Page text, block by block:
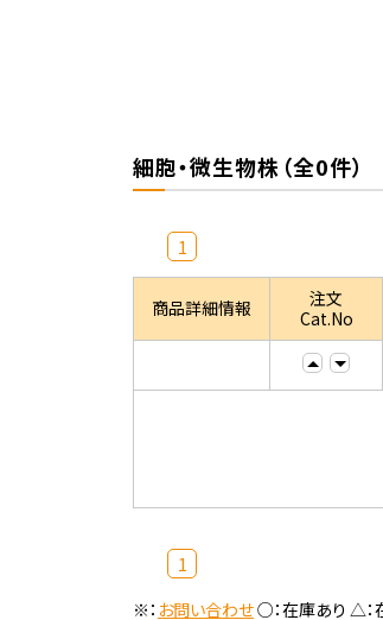
細胞・微生物株（全0件）
1
商品詳細情報
注文
Cat.No
1
※： お問い合わせ○：在庫あり △：